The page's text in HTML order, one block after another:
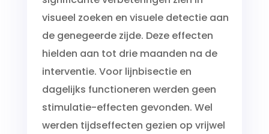
visueel zoeken en visuele detectie aan
de genegeerde zijde. Deze effecten
hielden aan tot drie maanden na de
interventie. Voor lijnbisectie en
dagelijks functioneren werden geen
stimulatie-effecten gevonden. Wel
werden tijdseffecten gezien op vrijwel